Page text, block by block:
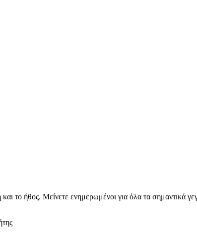
το ήθος. Μείνετε ενημερωμένοι για όλα τα σημαντικά